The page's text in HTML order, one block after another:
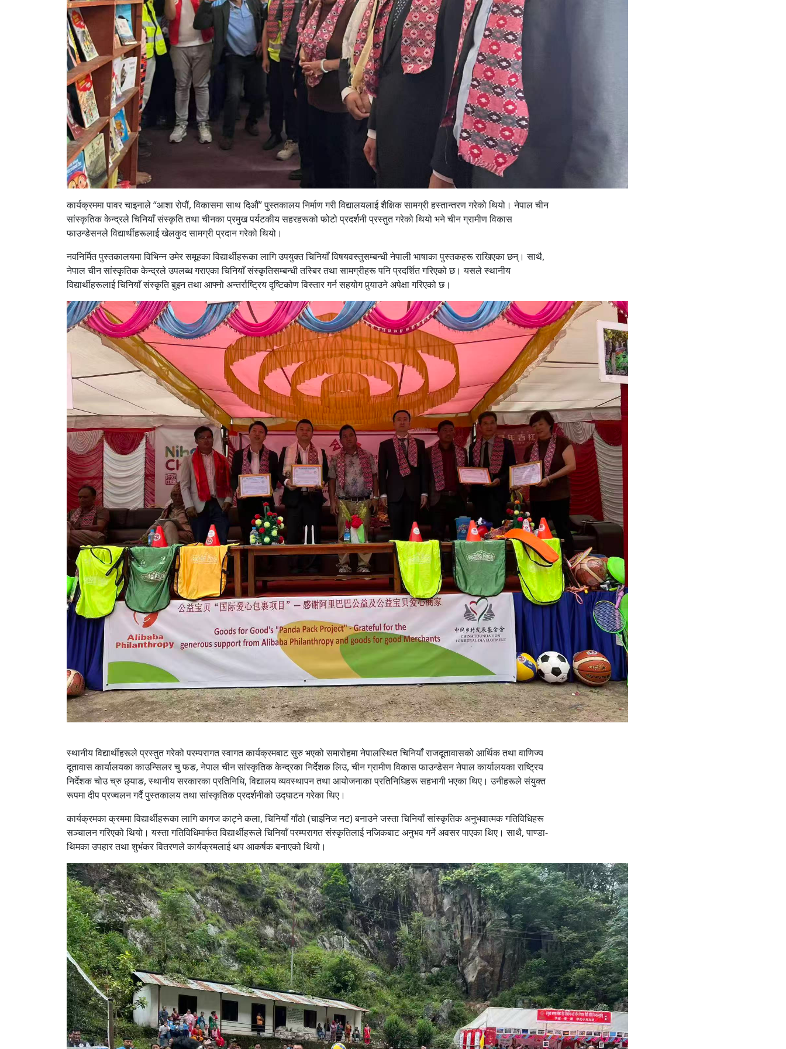
कार्यक्रममा पावर चाइनाले “आशा रोपौं, विकासमा साथ दिऔं” पुस्तकालय निर्माण गरी विद्यालयलाई शैक्षिक सामग्री हस्तान्तरण गरेको थियो। नेपाल चीन
सांस्कृतिक केन्द्रले चिनियाँ संस्कृति तथा चीनका प्रमुख पर्यटकीय सहरहरूको फोटो प्रदर्शनी प्रस्तुत गरेको थियो भने चीन ग्रामीण विकास
फाउन्डेसनले विद्यार्थीहरूलाई खेलकुद सामग्री प्रदान गरेको थियो।
नवनिर्मित पुस्तकालयमा विभिन्न उमेर समूहका विद्यार्थीहरूका लागि उपयुक्त चिनियाँ विषयवस्तुसम्बन्धी नेपाली भाषाका पुस्तकहरू राखिएका छन्। साथै,
नेपाल चीन सांस्कृतिक केन्द्रले उपलब्ध गराएका चिनियाँ संस्कृतिसम्बन्धी तस्बिर तथा सामग्रीहरू पनि प्रदर्शित गरिएको छ। यसले स्थानीय
विद्यार्थीहरूलाई चिनियाँ संस्कृति बुझ्न तथा आफ्नो अन्तर्राष्ट्रिय दृष्टिकोण विस्तार गर्न सहयोग पुर्‍याउने अपेक्षा गरिएको छ।
स्थानीय विद्यार्थीहरूले प्रस्तुत गरेको परम्परागत स्वागत कार्यक्रमबाट सुरु भएको समारोहमा नेपालस्थित चिनियाँ राजदूतावासको आर्थिक तथा वाणिज्य
दूतावास कार्यालयका काउन्सिलर चु फङ, नेपाल चीन सांस्कृतिक केन्द्रका निर्देशक लिउ, चीन ग्रामीण विकास फाउन्डेसन नेपाल कार्यालयका राष्ट्रिय
निर्देशक चोउ च्रु छ्याङ, स्थानीय सरकारका प्रतिनिधि, विद्यालय व्यवस्थापन तथा आयोजनाका प्रतिनिधिहरू सहभागी भएका थिए। उनीहरूले संयुक्त
रूपमा दीप प्रज्वलन गर्दै पुस्तकालय तथा सांस्कृतिक प्रदर्शनीको उद्घाटन गरेका थिए।
कार्यक्रमका क्रममा विद्यार्थीहरूका लागि कागज काट्ने कला, चिनियाँ गाँठो (चाइनिज नट) बनाउने जस्ता चिनियाँ सांस्कृतिक अनुभवात्मक गतिविधिहरू
सञ्चालन गरिएको थियो। यस्ता गतिविधिमार्फत विद्यार्थीहरूले चिनियाँ परम्परागत संस्कृतिलाई नजिकबाट अनुभव गर्ने अवसर पाएका थिए। साथै, पाण्डा-
थिमका उपहार तथा शुभंकर वितरणले कार्यक्रमलाई थप आकर्षक बनाएको थियो।